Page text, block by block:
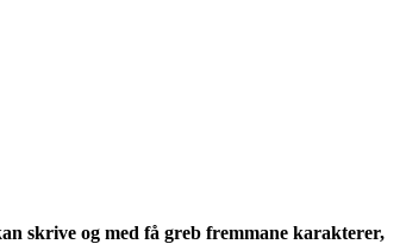
skrive og med få greb fremmane karakterer,